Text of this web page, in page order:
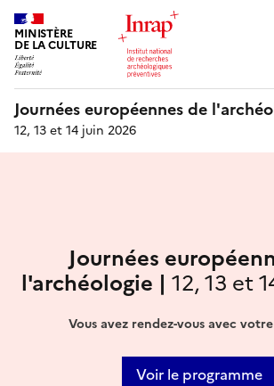
MINISTÈRE
DE LA CULTURE
Journées européennes de
12, 13 et 14 juin 2026
Journées
l'archéologie | 12, 13 et
Vous avez rendez-vous avec
Voir le programme